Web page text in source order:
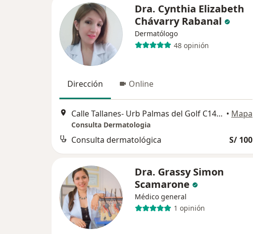
Dra. Cynthia Elizabeth
Chávarry Rabanal
Dermatólogo
48 opinión
Dirección Online
Calle Tallanes- Urb Palmas del Golf C14, Trujillo • Mapa
Consulta Dermatologia
Consulta dermatológica S/ 100
Dra. Grassy Simon
Scamarone
Médico general
1 opinión